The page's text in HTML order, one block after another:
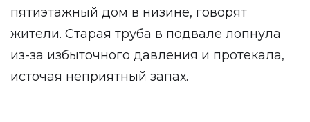
пятиэтажный дом в низине, говорят
жители. Старая труба в подвале лопнула
из-за избыточного давления и протекала,
источая неприятный запах.